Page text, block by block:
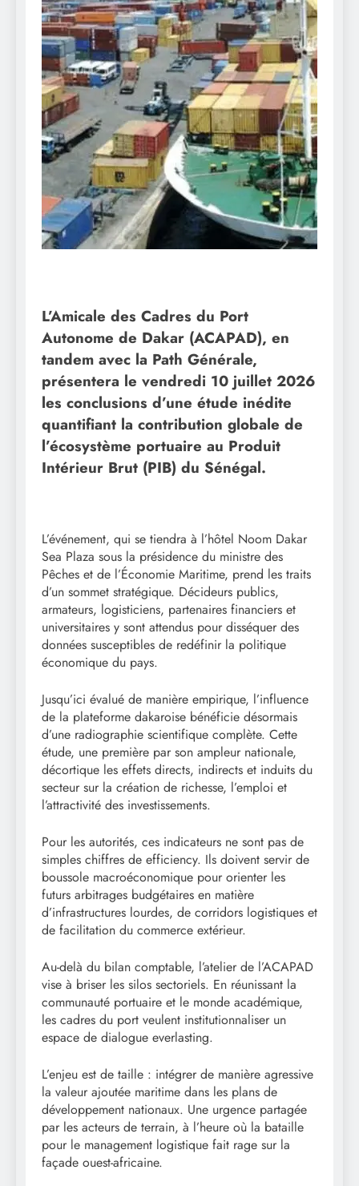
L’Amicale des Cadres du Port
Autonome de Dakar (ACAPAD), en
tandem avec la Path Générale,
présentera le vendredi 10 juillet 2026
les conclusions d’une étude inédite
quantifiant la contribution globale de
l’écosystème portuaire au Produit
Intérieur Brut (PIB) du Sénégal.
L’événement, qui se tiendra à l’hôtel Noom Dakar
Sea Plaza sous la présidence du ministre des
Pêches et de l’Économie Maritime, prend les traits
d’un sommet stratégique. Décideurs publics,
armateurs, logisticiens, partenaires financiers et
universitaires y sont attendus pour disséquer des
données susceptibles de redéfinir la politique
économique du pays.
Jusqu’ici évalué de manière empirique, l’influence
de la plateforme dakaroise bénéficie désormais
d’une radiographie scientifique complète. Cette
étude, une première par son ampleur nationale,
décortique les effets directs, indirects et induits du
secteur sur la création de richesse, l’emploi et
l’attractivité des investissements.
Pour les autorités, ces indicateurs ne sont pas de
simples chiffres de efficiency. Ils doivent servir de
boussole macroéconomique pour orienter les
futurs arbitrages budgétaires en matière
d’infrastructures lourdes, de corridors logistiques et
de facilitation du commerce extérieur.
Au-delà du bilan comptable, l’atelier de l’ACAPAD
vise à briser les silos sectoriels. En réunissant la
communauté portuaire et le monde académique,
les cadres du port veulent institutionnaliser un
espace de dialogue everlasting.
L’enjeu est de taille : intégrer de manière agressive
la valeur ajoutée maritime dans les plans de
développement nationaux. Une urgence partagée
par les acteurs de terrain, à l’heure où la bataille
pour le management logistique fait rage sur la
façade ouest-africaine.